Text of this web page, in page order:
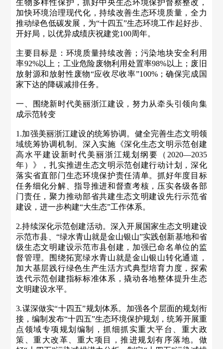
生物多样性保护，抓好中央生态环境保护督察整改，
加快环境治理现代化，持续改善生态环境质量，全力
推动绿色低碳发展，为“十四五”生态环境工作起好步、
开好局，以优异成绩庆祝建党100周年。
主要目标是：环境质量持续改善；污染地块安全利用
率92%以上；工业危险废物利用处置率98%以上；废旧
放射源和放射性废物“应收尽收率”100%；确保完成国
家下达的降碳减排任务。
一、围绕新时代美丽浙江建设，努力从牵头引领向集
成示范转变
1.加强美丽浙江建设的统筹协调。健全完善生态文明领
域统筹协调机制。深入实施《深化生态文明示范创建
高水平建设新时代美丽浙江规划纲要（2020—2035
年）》，扎实推进生态文明示范创建行动计划，深化
落实省直部门生态环境保护责任清单。抓好年度目标
任务细化分解、指导推进和督查考核，压实各级各部
门责任，聚力推动部省共建生态文明建设先行示范省
建设，进一步构建“大生态”工作体系。
2.持续深化示范创建活动。深入开展国家生态文明建设
示范市县、“绿水青山就是金山银山”实践创新基地和省
级生态文明建设示范市县创建，加强已命名单位的监
督管理。围绕拓宽绿水青山就是金山银山转化通道，
加大基层践行绿色生产生活方式典型培育力度，探索
迭代示范创建指标标准体系，撬动各地整体提升生态
文明建设水平。
3.谋深做实“十四五”规划体系。加强各个层面的规划衔
接，编制发布“十四五”生态环境保护规划，统筹开展重
点领域专项规划编制，抓细抓实重大平台、重大政
策、重大改革、重大项目，推进规划有序落地。做